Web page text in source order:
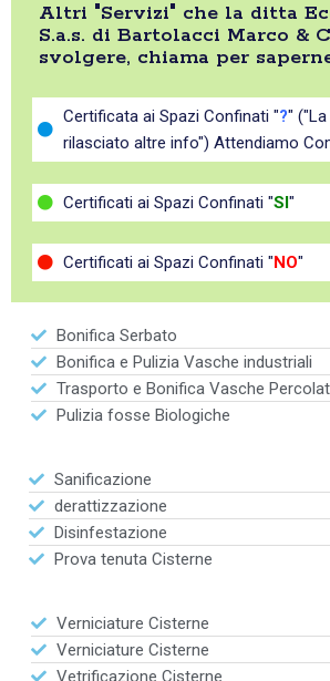
Altri "Servizi" che la ditta
S.a.s. di Bartolacci Marco &
svolgere, chiama per
Certificata ai Spazi Confinati "?"
rilasciato altre info") Attendiamo
Certificati ai Spazi Confinati "SI "
Certificati ai Spazi Confinati " NO"
Bonifica Serbato
Bonifica e Pulizia Vasche industriali
Trasporto e Bonifica Vasche
Pulizia fosse Biologiche
Sanificazione
derattizzazione
Disinfestazione
Prova tenuta Cisterne
Verniciature Cisterne
Verniciature Cisterne
Vetrificazione Cisterne